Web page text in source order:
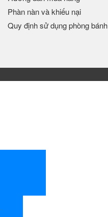
Phàn nàn và khiếu nại
Quy định sử dụng phòng bánh
.